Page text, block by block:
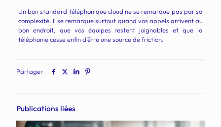
Un bon standard téléphonique cloud ne se remarque pas par sa
complexité. Il se remarque surtout quand vos appels arrivent au
bon endroit, que vos équipes restent joignables et que la
téléphonie cesse enfin d’être une source de friction.
Partager
Publications liées